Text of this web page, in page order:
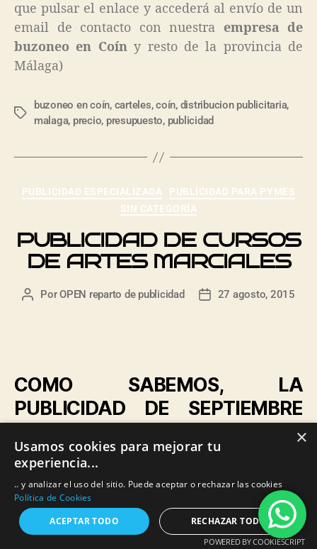
que pulsar el enlace y accederá al envío de un
email de contacto con nuestra empresa de
buzoneo en Coíny resto de la provincia de
Málaga)
buzoneo en coín, carteles,coín, distribucion publicitaria,
malaga, precio, presupuesto, publicidad
PUBLICIDAD ESPECIALIZADA
PUBLICIDAD PARA PYMES
SIN CATEGORÍA
PUBLICIDAD DE CURSOS
DE ARTES MARCIALES
PorOPEN reparto de publicidad 27 agosto, 2015
COMO SABEMOS, LA
PUBLICIDAD DE SEPTIEMBRE
VIENE LIDERADA POR
PRODUCTOS Y SERVICIOS,
VAMOS A LLAMARLES
«REGENERADORES». Y ES QUE
TRAS LAS VACACIONES DE
×
Usamos cookies para mejorar tu
experiencia...
.. y analizar el uso del sitio. Puede aceptar o rechazar las cookies
Política de Cookies
ACEPTAR TODO
RECHAZAR TODO
POWERED BY COOKIESCRIPT